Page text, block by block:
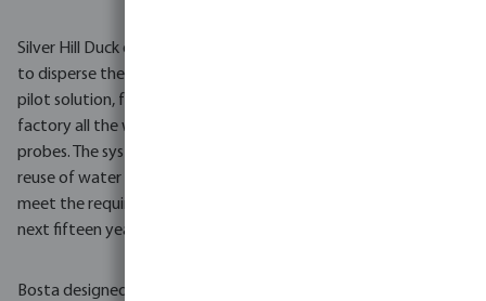
Silver Hill Duck decided to opt for a subsurface dripline system
to disperse the effluent. Bosta were asked to quote a turn-key
pilot solution, from connection to a tank at the processing
factory all the way to the driplines, including soil moisture
probes. The system had to be remotely controllable, enable the
reuse of water for irrigation purposes and should continue to
meet the requirements set by the licensing committee for the
next fifteen years.
Bosta designed a system for approximately 14.6 ha, with a